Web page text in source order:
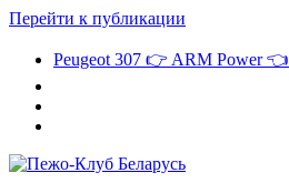
Перейти к публикации
Peugeot 307 👉 ARM Power 👈